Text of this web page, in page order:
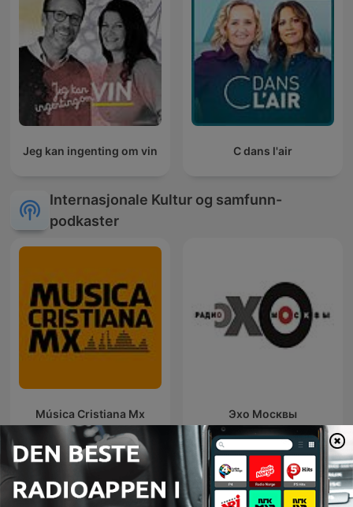
Jeg kan ingenting om vin C dans l'air
Internasjonale Kultur og samfunn-
podkaster
Música Cristiana Mx Эхо Москвы